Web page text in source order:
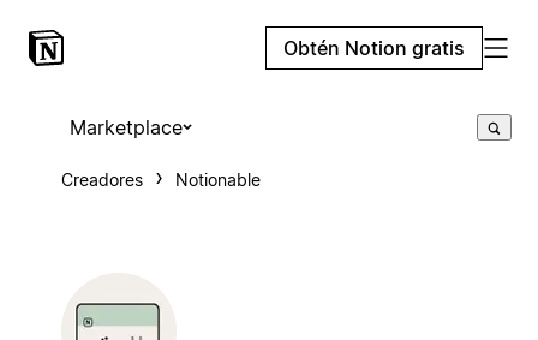
Obtén Notion gratis
Marketplace
Creadores Notionable